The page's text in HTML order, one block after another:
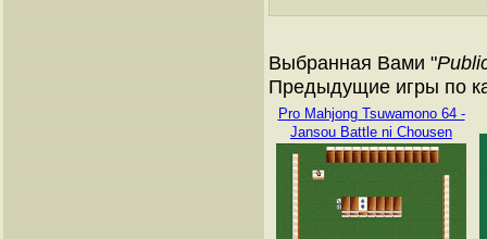
Выбранная Вами "
Предыдущие игры по
Pro Mahjong Tsuwamono 64 -
Jansou Battle ni Chousen